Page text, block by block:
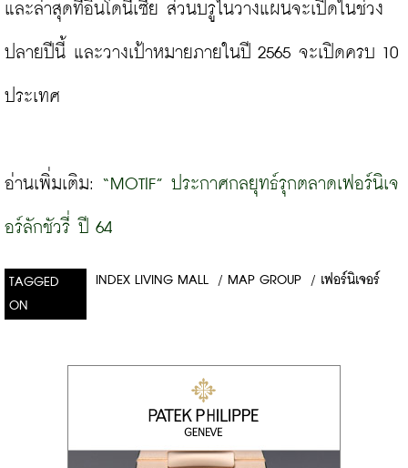
และล่าสุดที่อินโดนีเซีย ส่วนบรูไนวางแผนจะเปิดในช่วง
ปลายปีนี้ และวางเป้าหมายภายในปี 2565 จะเปิดครบ 10
ประเทศ
อ่านเพิ่มเติม: “MOTIF” ประกาศกลยุทธ์รุกตลาดเฟอร์นิเจ
อร์ลักชัวรี่ ปี 64
TAGGED
ON
INDEX LIVING MALL / MAP GROUP / เฟอร์นิเจอร์